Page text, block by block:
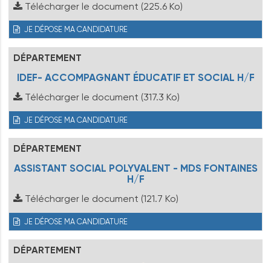
Télécharger le document (225.6 Ko)
JE DÉPOSE MA CANDIDATURE
DÉPARTEMENT
IDEF- ACCOMPAGNANT ÉDUCATIF ET SOCIAL H/F
Télécharger le document (317.3 Ko)
JE DÉPOSE MA CANDIDATURE
DÉPARTEMENT
ASSISTANT SOCIAL POLYVALENT - MDS FONTAINES
H/F
Télécharger le document (121.7 Ko)
JE DÉPOSE MA CANDIDATURE
DÉPARTEMENT